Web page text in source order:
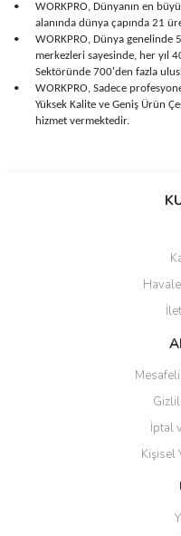
•
WORKPRO, Dünyanın en
alanında dünya çapında 21
•
WORKPRO, Dünya genelinde
merkezleri sayesinde, her yıl
Sektöründe 700'den fazla
•
WORKPRO, Sadece
Yüksek Kalite ve Geniş Ürün
hizmet vermektedir.
Bu ürüne
Ürün resmi kalitesiz,
Ürün açıklamasında
Ürün bilgilerinde hatalar
Ürün fiyatı diğer
İptal
Kişisel